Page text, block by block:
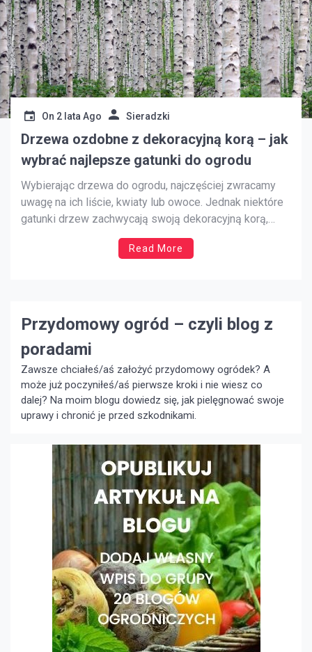
On 2 lata Ago Sieradzki
Drzewa ozdobne z dekoracyjną korą – jak
wybrać najlepsze gatunki do ogrodu
Wybierając drzewa do ogrodu, najczęściej zwracamy
uwagę na ich liście, kwiaty lub owoce. Jednak niektóre
gatunki drzew zachwycają swoją dekoracyjną korą,
która może być ozdobą ogrodu przez cały rok, nawet
zimą, gdy inne rośliny tracą liście. Ciekawa faktura,
Read More
Przydomowy ogród – czyli blog z
poradami
Zawsze chciałeś/aś założyć przydomowy ogródek? A
może już poczyniłeś/aś pierwsze kroki i nie wiesz co
dalej? Na moim blogu dowiedz się, jak pielęgnować swoje
uprawy i chronić je przed szkodnikami.